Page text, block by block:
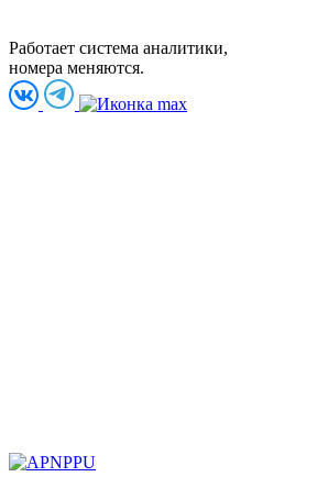
Работает система аналитики,
номера меняются.